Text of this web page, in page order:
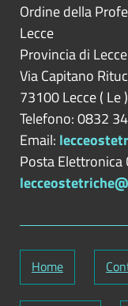
Ordine della
Lecce
Provincia di Lecce
Via Capitano
73100Lecce( Le)
Telefono: 0832
Email:
Posta Elettronica
Home